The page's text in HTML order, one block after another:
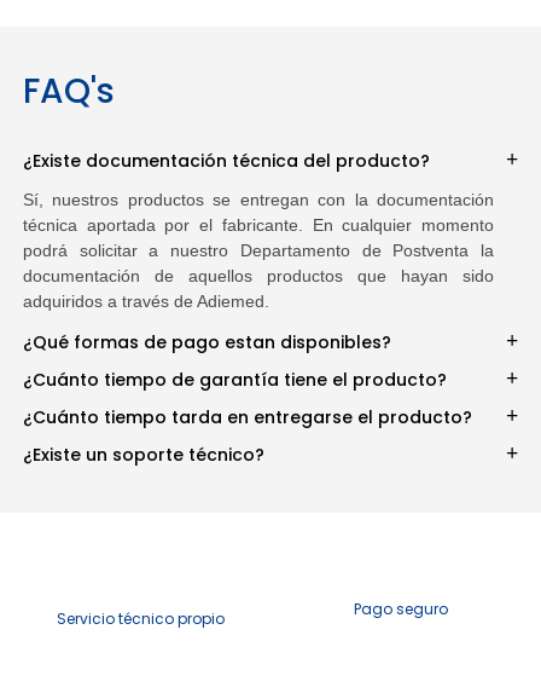
FAQ's
¿Existe documentación técnica del producto?
Sí, nuestros productos se entregan con la documentación
técnica aportada por el fabricante. En cualquier momento
podrá solicitar a nuestro Departamento de Postventa la
documentación de aquellos productos que hayan sido
adquiridos a través de Adiemed.
¿Qué formas de pago estan disponibles?
¿Cuánto tiempo de garantía tiene el producto?
¿Cuánto tiempo tarda en entregarse el producto?
¿Existe un soporte técnico?
Servicio técnico propio Pago seguro